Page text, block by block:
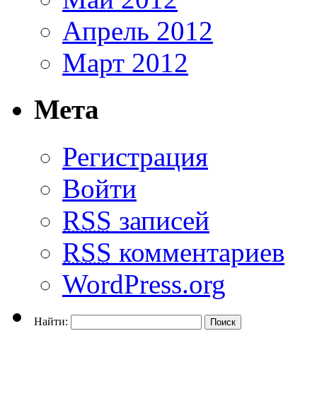
Апрель 2012
Март 2012
Мета
Регистрация
Войти
RSS записей
RSS комментариев
WordPress.org
Найти: